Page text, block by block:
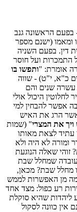
בפעם הראשונה גנב
ומאמו (ישנם מספר
דין. בפעם השניה
התמכרות ועל חוסר
אומרת: "ותפשו בו
כ"א, י"ט) - שווה
עשרה שנים והם
היכול אולי
אפשר להבחין למי
הרג את האיש
ויך את המצרי" (שמות
עתיד לצאת מאותו
ומורה לא היה ולא
זוהי שאלה הנוגעת
שמחלל שבת
מחלל שבת? מכאן,
מן האפשרות לממש
רע כפול: מצד אחד
ליהדות שהיא סוקלת
כוונה לסקול